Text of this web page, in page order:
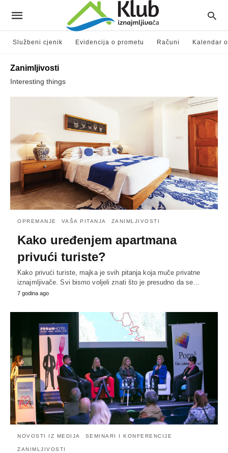
Službeni cjenik Evidencija o prometu Računi Kalendar
Zanimljivosti
Interesting things
OPREMANJE VAŠA PITANJA ZANIMLJIVOSTI
Kako uređenjem apartmana
privući turiste?
Kako privući turiste, majka je svih pitanja koja muče privatne
iznajmljivače. Svi bismo voljeli znati što je presudno da se…
7 godina ago
NOVOSTI IZ MEDIJA SEMINARI I KONFERENCIJE
ZANIMLJIVOSTI